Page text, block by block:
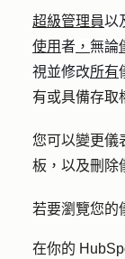
超級管理員以
使用者 ， 無論
視並修改所有
有或具備存取
您可以變更儀
板，以及刪除
若要瀏覽您的
在你的